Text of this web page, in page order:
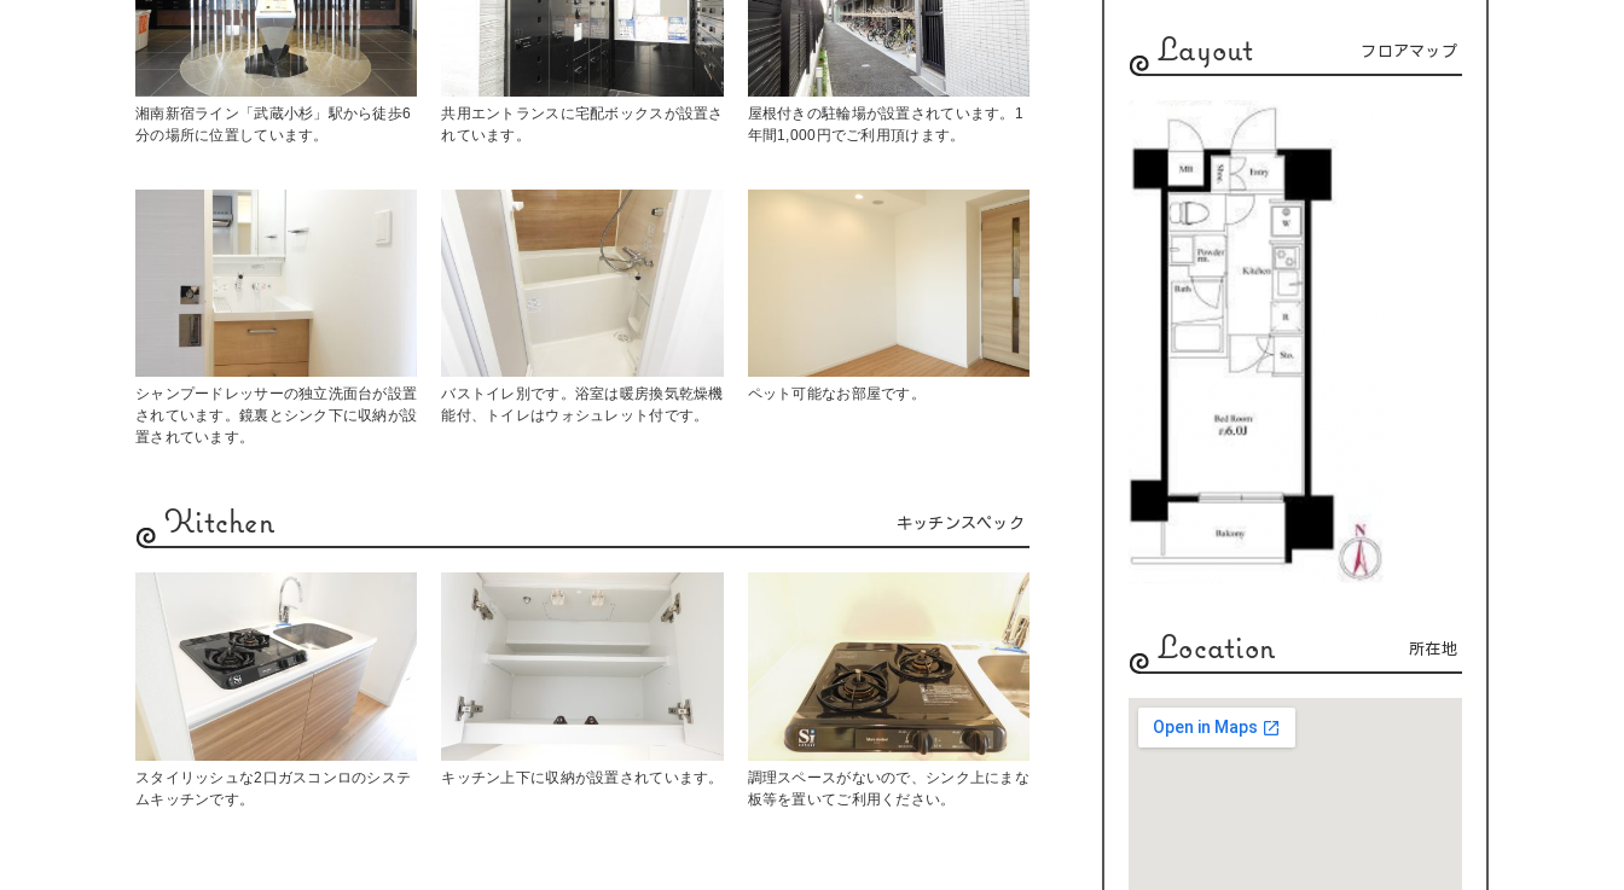
湘南新宿ライン「武蔵小杉」駅から徒歩6
分の場所に位置しています。
共用エントランスに宅配ボックスが設置さ
れています。
屋根付きの駐輪場が設置されています。1
年間1,000円でご利用頂けます。
シャンプードレッサーの独立洗面台が設置
されています。鏡裏とシンク下に収納が設
置されています。
バストイレ別です。浴室は暖房換気乾燥機
能付、トイレはウォシュレット付です。
ペット可能なお部屋です。
Kitchen キッチンスペック
スタイリッシュな2口ガスコンロのシステ
ムキッチンです。
キッチン上下に収納が設置されています。
調理スペースがないので、シンク上にまな
板等を置いてご利用ください。
Layout フロアマップ
Location 所在地